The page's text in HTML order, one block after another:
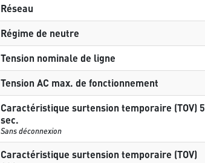
Réseau
Régime de neutre
Tension nominale de ligne
Tension AC max. de fonctionnement
Caractéristique surtension temporaire (TOV) 5
sec.
Sans déconnexion
Caractéristique surtension temporaire (TOV)